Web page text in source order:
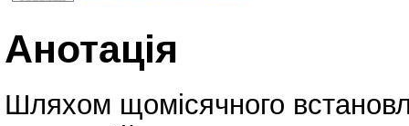
Анотація
Шляхом щомісячного